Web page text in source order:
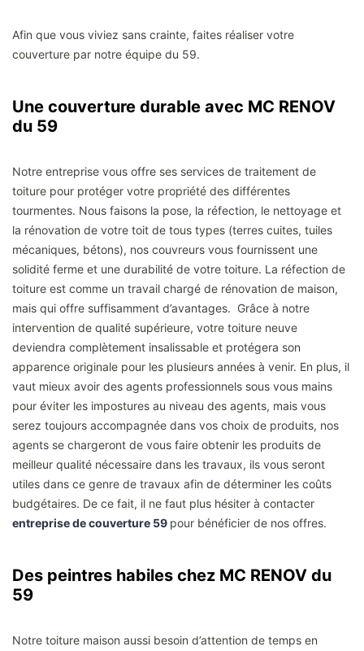
Afin que vous viviez sans crainte, faites réaliser votre
couverture par notre équipe du 59.
Une couverture durable avec MC RENOV
du 59
Notre entreprise vous offre ses services de traitement de
toiture pour protéger votre propriété des différentes
tourmentes. Nous faisons la pose, la réfection, le nettoyage et
la rénovation de votre toit de tous types (terres cuites, tuiles
mécaniques, bétons), nos couvreurs vous fournissent une
solidité ferme et une durabilité de votre toiture. La réfection de
toiture est comme un travail chargé de rénovation de maison,
mais qui offre suffisamment d’avantages. Grâce à notre
intervention de qualité supérieure, votre toiture neuve
deviendra complètement insalissable et protégera son
apparence originale pour les plusieurs années à venir. En plus, il
vaut mieux avoir des agents professionnels sous vous mains
pour éviter les impostures au niveau des agents, mais vous
serez toujours accompagnée dans vos choix de produits, nos
agents se chargeront de vous faire obtenir les produits de
meilleur qualité nécessaire dans les travaux, ils vous seront
utiles dans ce genre de travaux afin de déterminer les coûts
budgétaires. De ce fait, il ne faut plus hésiter à contacter
entreprise de couverture 59 pour bénéficier de nos offres.
Des peintres habiles chez MC RENOV du
59
Notre toiture maison aussi besoin d’attention de temps en